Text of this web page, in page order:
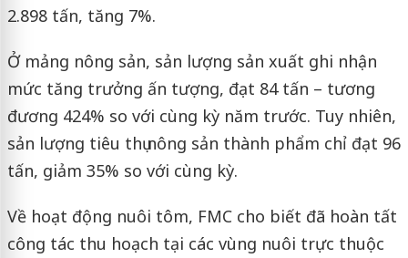
2.898 tấn, tăng 7%.
Ở mảng nông sản, sản lượng sản xuất ghi nhận
mức tăng trưởng ấn tượng, đạt 84 tấn – tương
đương 424% so với cùng kỳ năm trước. Tuy nhiên,
sản lượng tiêu thụ nông sản thành phẩm chỉ đạt 96
tấn, giảm 35% so với cùng kỳ.
Về hoạt động nuôi tôm, FMC cho biết đã hoàn tất
công tác thu hoạch tại các vùng nuôi trực thuộc